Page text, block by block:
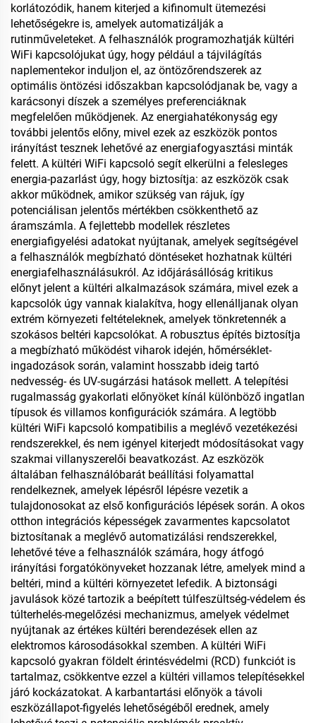
korlátozódik, hanem kiterjed a kifinomult ütemezési
lehetőségekre is, amelyek automatizálják a
rutinműveleteket. A felhasználók programozhatják kültéri
WiFi kapcsolójukat úgy, hogy például a tájvilágítás
naplementekor induljon el, az öntözőrendszerek az
optimális öntözési időszakban kapcsolódjanak be, vagy a
karácsonyi díszek a személyes preferenciáknak
megfelelően működjenek. Az energiahatékonyság egy
további jelentős előny, mivel ezek az eszközök pontos
irányítást tesznek lehetővé az energiafogyasztási minták
felett. A kültéri WiFi kapcsoló segít elkerülni a felesleges
energia-pazarlást úgy, hogy biztosítja: az eszközök csak
akkor működnek, amikor szükség van rájuk, így
potenciálisan jelentős mértékben csökkenthető az
áramszámla. A fejlettebb modellek részletes
energiafigyelési adatokat nyújtanak, amelyek segítségével
a felhasználók megbízható döntéseket hozhatnak kültéri
energiafelhasználásukról. Az időjárásállóság kritikus
előnyt jelent a kültéri alkalmazások számára, mivel ezek a
kapcsolók úgy vannak kialakítva, hogy ellenálljanak olyan
extrém környezeti feltételeknek, amelyek tönkretennék a
szokásos beltéri kapcsolókat. A robusztus építés biztosítja
a megbízható működést viharok idején, hőmérséklet-
ingadozások során, valamint hosszabb ideig tartó
nedvesség- és UV-sugárzási hatások mellett. A telepítési
rugalmasság gyakorlati előnyöket kínál különböző ingatlan
típusok és villamos konfigurációk számára. A legtöbb
kültéri WiFi kapcsoló kompatibilis a meglévő vezetékezési
rendszerekkel, és nem igényel kiterjedt módosításokat vagy
szakmai villanyszerelői beavatkozást. Az eszközök
általában felhasználóbarát beállítási folyamattal
rendelkeznek, amelyek lépésről lépésre vezetik a
tulajdonosokat az első konfigurációs lépések során. A okos
otthon integrációs képességek zavarmentes kapcsolatot
biztosítanak a meglévő automatizálási rendszerekkel,
lehetővé téve a felhasználók számára, hogy átfogó
irányítási forgatókönyveket hozzanak létre, amelyek mind a
beltéri, mind a kültéri környezetet lefedik. A biztonsági
javulások közé tartozik a beépített túlfeszültség-védelem és
túlterhelés-megelőzési mechanizmus, amelyek védelmet
nyújtanak az értékes kültéri berendezések ellen az
elektromos károsodásokkal szemben. A kültéri WiFi
kapcsoló gyakran földelt érintésvédelmi (RCD) funkciót is
tartalmaz, csökkentve ezzel a kültéri villamos telepítésekkel
járó kockázatokat. A karbantartási előnyök a távoli
eszközállapot-figyelés lehetőségéből erednek, amely